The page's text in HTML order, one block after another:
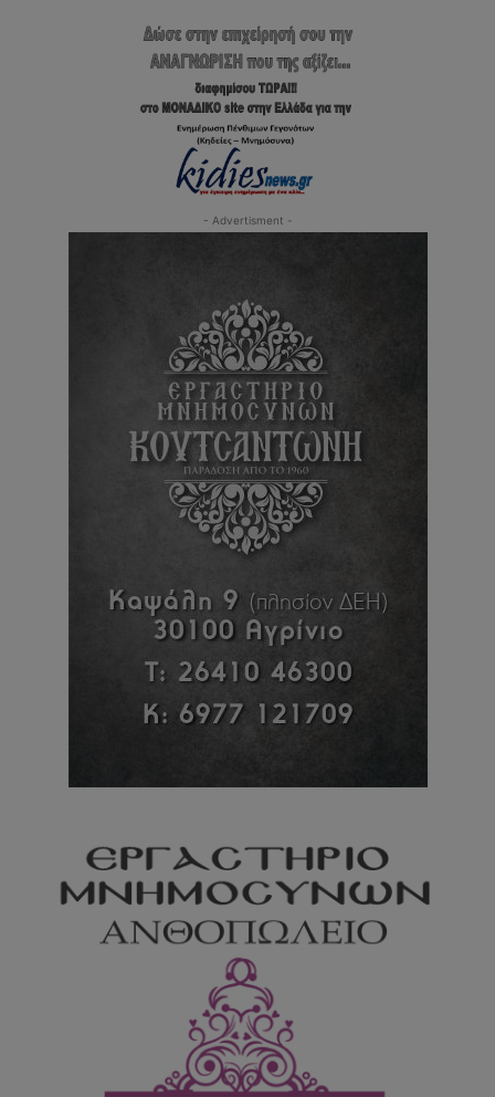
- Advertisment -